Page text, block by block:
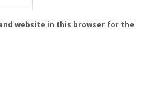
website in this browser for the